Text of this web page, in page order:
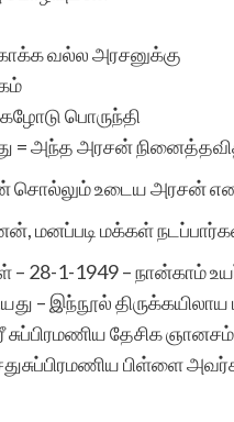
வல்ல அரசனுக்கு
பொருந்தி
அந்த அரசன்
சொல்லும் உடைய அரசன்
மனப்படி மக்கள்
28-1-1949 – நான்காம்
– இந்நூல்
தேசிக
பிள்ளை